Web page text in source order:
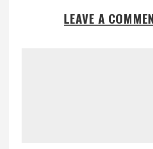
LEAVE A